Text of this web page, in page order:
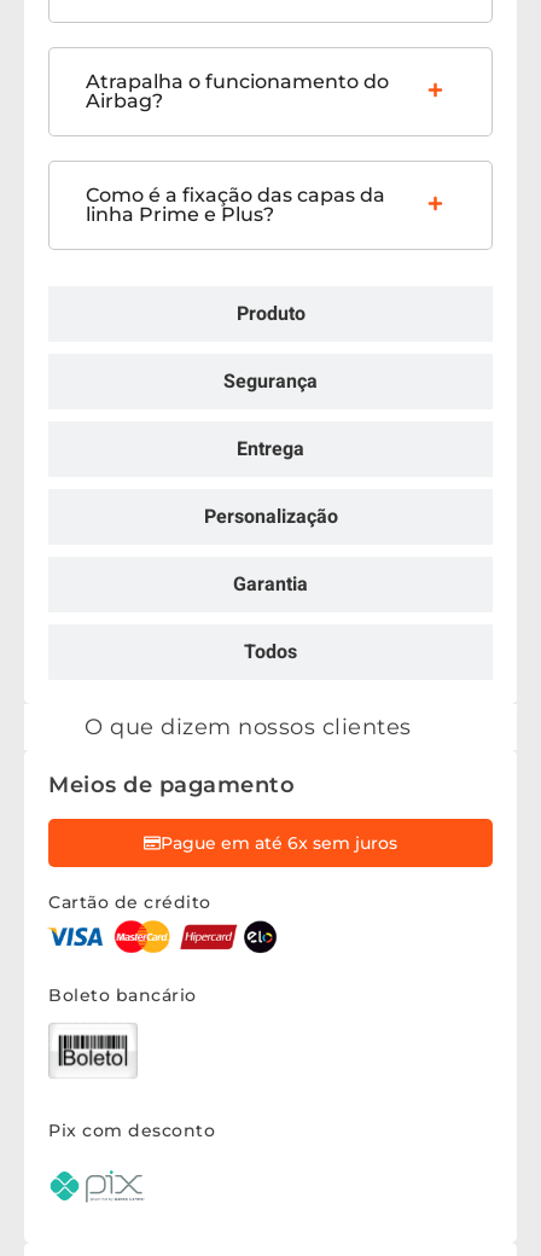
Produto
Segurança
Entrega
Personalização
Garantia
Todos
Atrapalha o funcionamento do
Airbag?
Como é a fixação das capas da
linha Prime e Plus?
O que dizem nossos clientes
Meios de pagamento
Pague em até 6x sem juros
Cartão de crédito
Boleto bancário
Pix com desconto